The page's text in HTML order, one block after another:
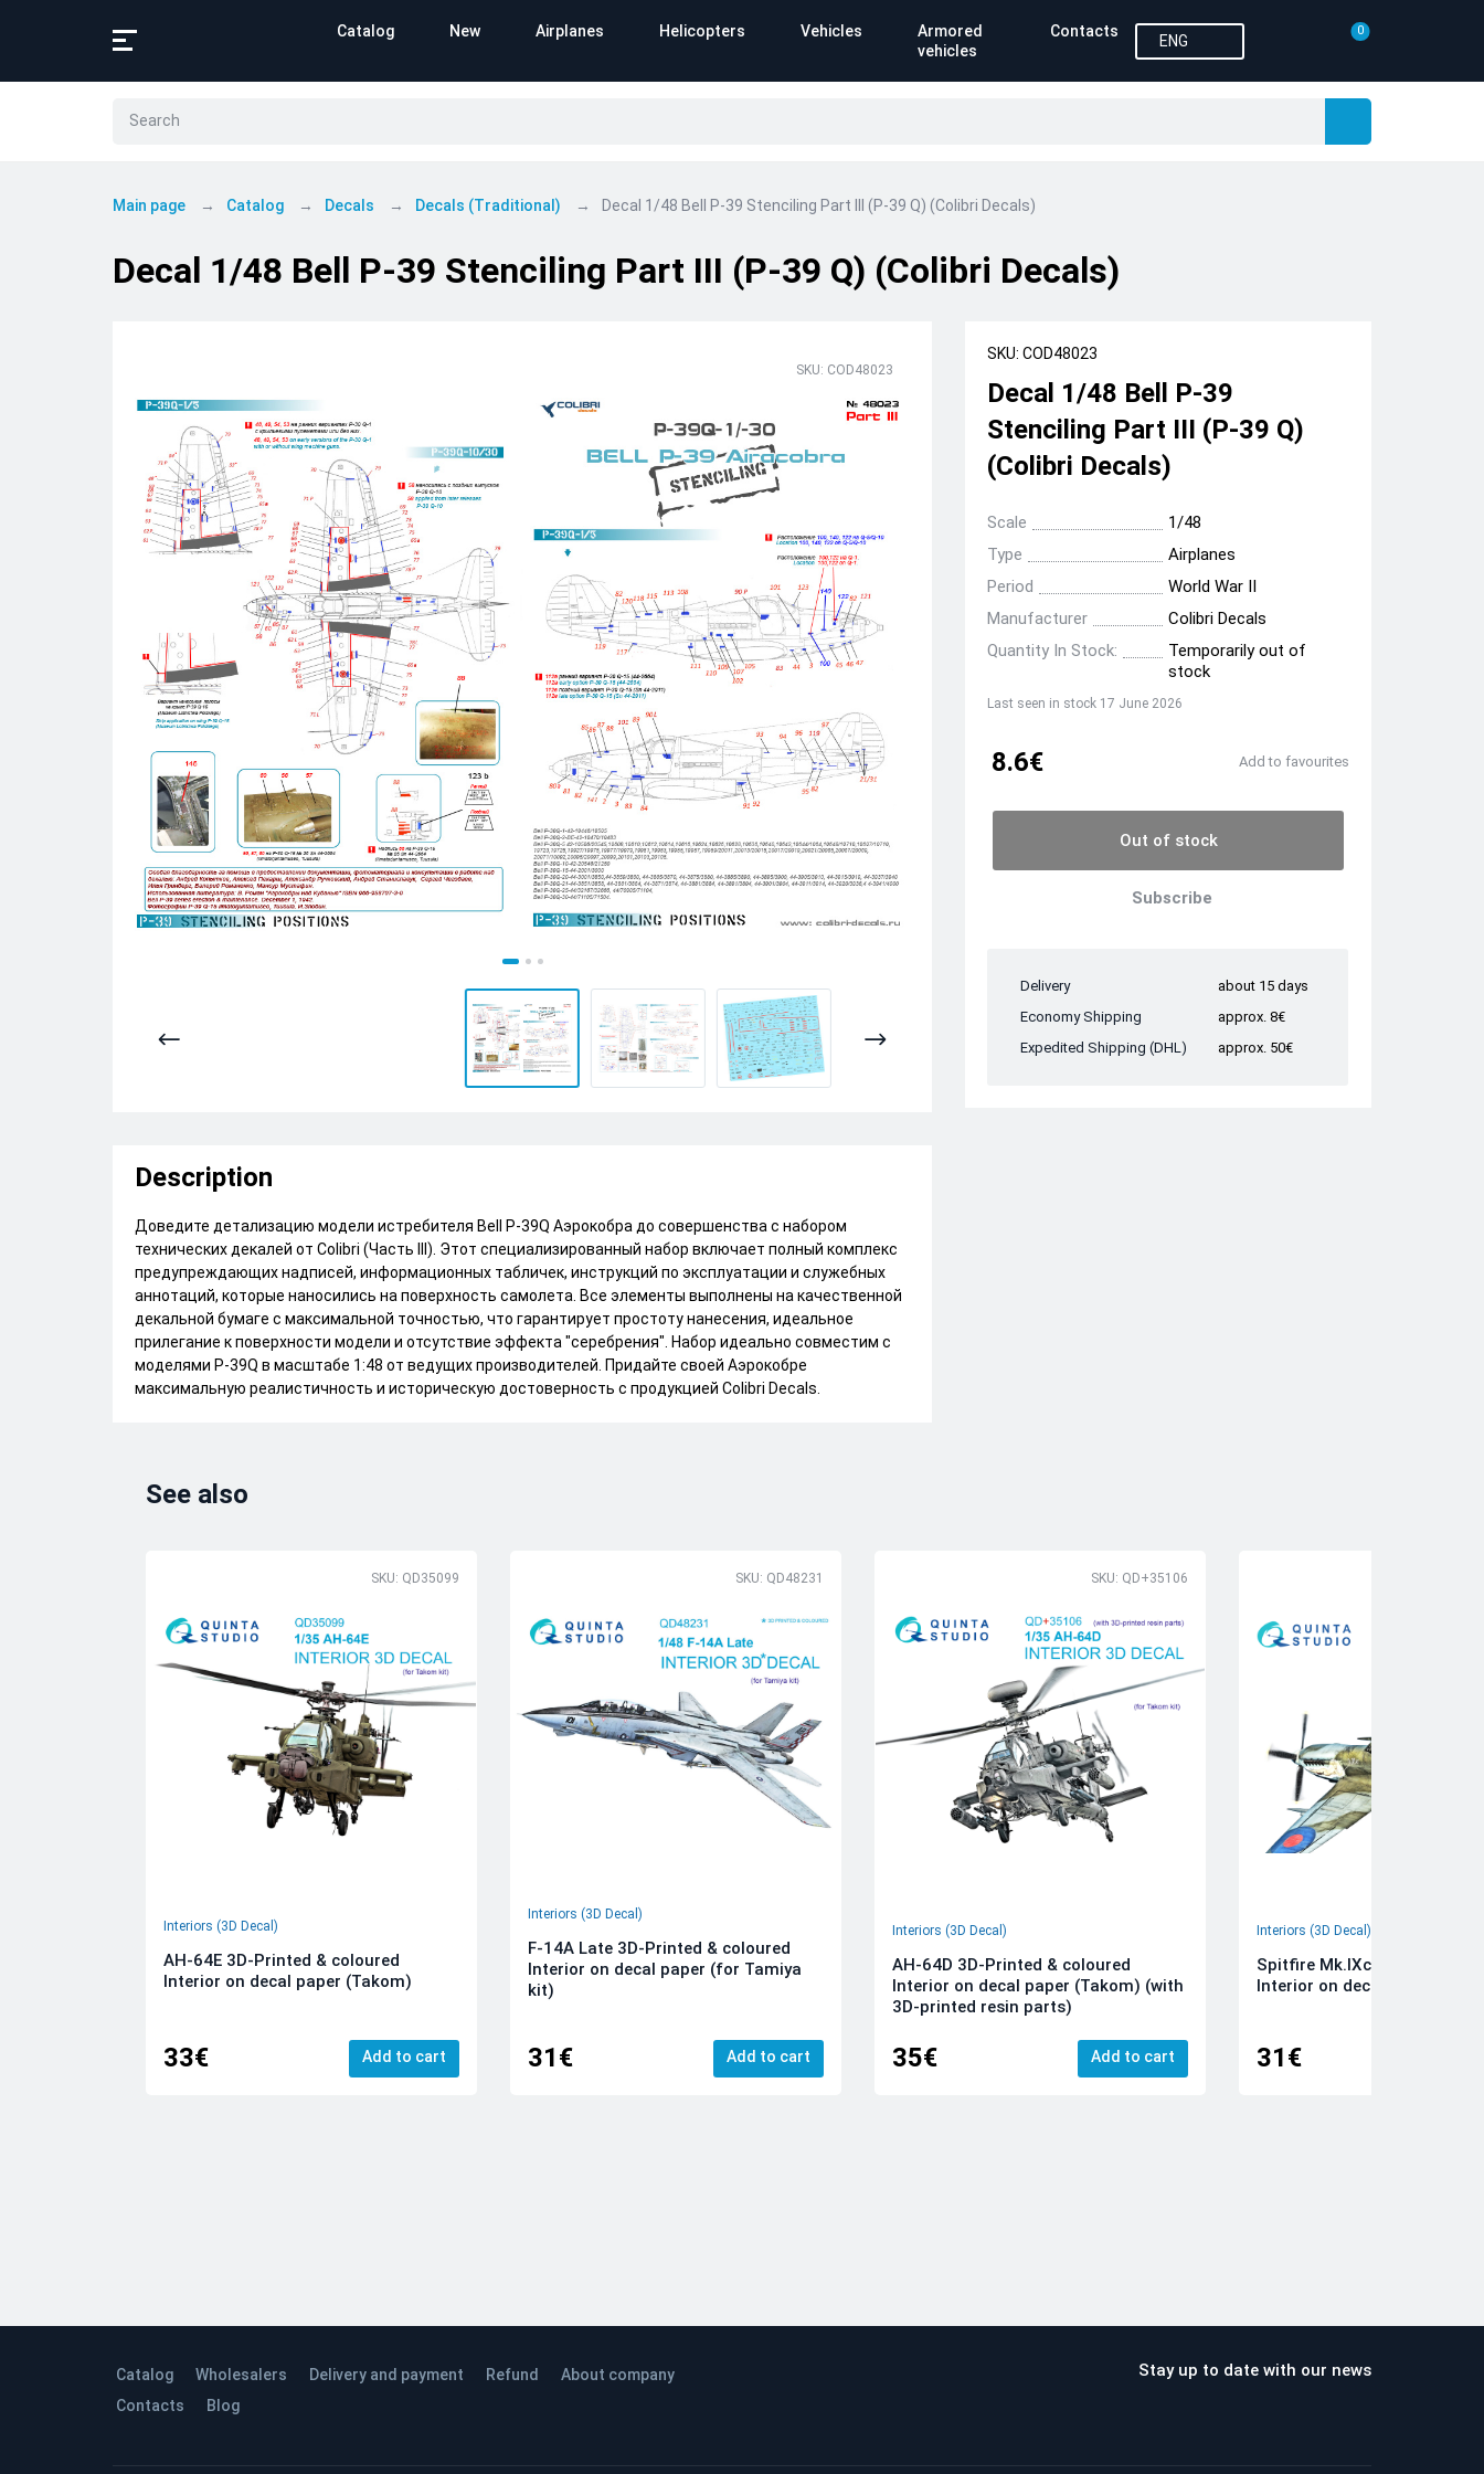
Catalog New Airplanes Helicopters Vehicles
Armored
vehicles
Contacts
ENG
0
Main page Catalog Decals Decals (Traditional) Decal 1/48 Bell Р-39 Stenciling Part III (P-39 Q) (Colibri Decals)
Decal 1/48 Bell Р-39 Stenciling Part III (P-39 Q) (Colibri Decals)
SKU: COD48023
SKU: COD48023
Decal 1/48 Bell Р-39
Stenciling Part III (P-39 Q)
(Colibri Decals)
Scale
1/48
Type
Airplanes
Period
World War II
Manufacturer
Colibri Decals
Quantity In Stock:
Temporarily out of
stock
Last seen in stock 17 June 2026
8.6€ Add to favourites
Out of stock
Subscribe
Delivery
about 15 days
Economy Shipping
approx. 8€
Expedited Shipping (DHL)
approx. 50€
Description
Доведите детализацию модели истребителя Bell P-39Q Аэрокобра до совершенства с набором
технических декалей от Colibri (Часть III). Этот специализированный набор включает полный комплекс
предупреждающих надписей, информационных табличек, инструкций по эксплуатации и служебных
аннотаций, которые наносились на поверхность самолета. Все элементы выполнены на качественной
декальной бумаге с максимальной точностью, что гарантирует простоту нанесения, идеальное
прилегание к поверхности модели и отсутствие эффекта "серебрения". Набор идеально совместим с
моделями P-39Q в масштабе 1:48 от ведущих производителей. Придайте своей Аэрокобре
максимальную реалистичность и историческую достоверность с продукцией Colibri Decals.
See also
SKU: QD35099
Interiors (3D Decal)
AH-64E 3D-Printed & coloured
Interior on decal paper (Takom)
33€ Add to cart
SKU: QD48231
Interiors (3D Decal)
F-14A Late 3D-Printed & coloured
Interior on decal paper (for Tamiya
kit)
31€ Add to cart
SKU: QD+35106
Interiors (3D Decal)
AH-64D 3D-Printed & coloured
Interior on decal paper (Takom) (with
3D-printed resin parts)
35€ Add to cart
Interiors (3D Decal)
Spitfire Mk.IXc 3D-Printed &
Interior on decal paper
31€
Catalog Wholesalers Delivery and payment Refund
About company
Contacts
Blog
Stay up to date with our news